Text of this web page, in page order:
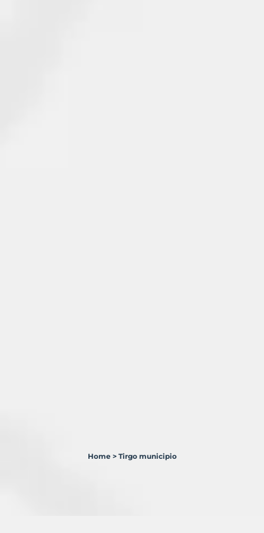
Home > Tirgo municipio